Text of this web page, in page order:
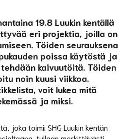
19.8 Luukin kentällä
eri projektia, joilla on
Töiden seurauksena
poissa käytöstä ja
kaivuutöitä. Töiden
noin kuusi viikkoa.
voit lukea mitä
ja miksi.
joka toimii SHG Luukin kentän